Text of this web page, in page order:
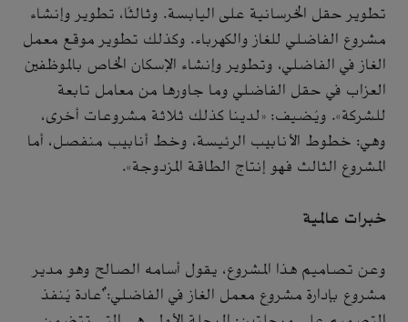
تطوير حقل الخرسانية على اليابسة. وثالثًا، تطوير وإنشاء
مشروع الفاضلي للغاز والكهرباء. وكذلك تطوير موقع معمل
الغاز في الفاضلي، وتطوير وإنشاء الإسكان الخاص بالموظفين
العزاب في حقل الفاضلي وما جاورها من معامل تابعة
للشركة». ويُضيف: «لدينا كذلك ثلاثة مشروعات أخرى،
وهي: خطوط الأنابيب الرئيسة، وخط أنابيب منفصل، أما
المشروع الثالث فهو إنتاج الطاقة المزدوجة».
خبرات عالمية
وعن تصاميم هذا المشروع، يقول أسامه الصالح وهو مدير
مشروع بإدارة مشروع معمل الغاز في الفاضلي:"عادة يُنفذ